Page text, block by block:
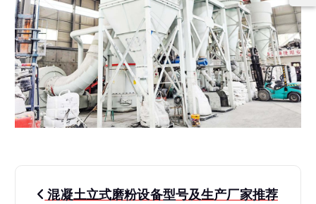
文 混凝土立式磨粉设备型号及生产厂家推荐